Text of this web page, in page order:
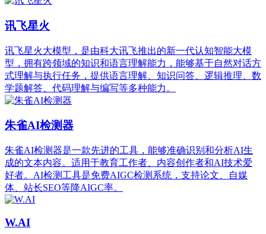
讯飞星火
讯飞星火大模型，是由科大讯飞推出的新一代认知智能大模
型，拥有跨领域的知识和语言理解能力，能够基于自然对话方
式理解与执行任务，提供语言理解、知识问答、逻辑推理、数
学题解答、代码理解与编写等多种能力。
朱雀AI检测器
朱雀AI检测器是一款先进的工具，能够准确识别和分析AI生
成的文本内容。适用于教育工作者、内容创作者和AI技术爱
好者。AI检测工具是免费AIGC检测系统，支持论文、自媒
体、站长SEO等降AIGC率。
W.AI